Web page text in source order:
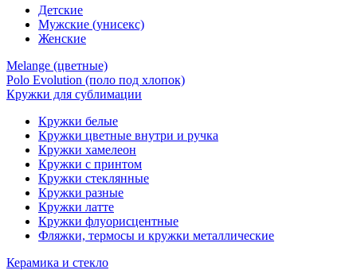
Детские
Мужские (унисекс)
Женские
Melange (цветные)
Polo Evolution (поло под хлопок)
Кружки для сублимации
Кружки белые
Кружки цветные внутри и ручка
Кружки хамелеон
Кружки c принтом
Кружки стеклянные
Кружки разные
Кружки латте
Кружки флуорисцентные
Фляжки, термосы и кружки металлические
Керамика и стекло